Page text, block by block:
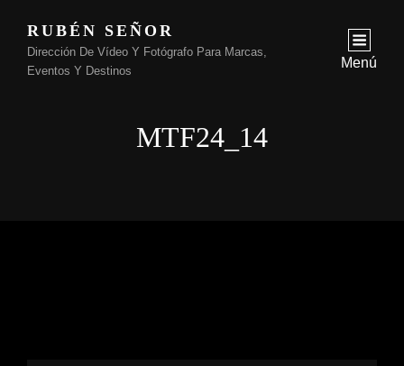
RUBÉN SEÑOR
Dirección De Vídeo Y Fotógrafo Para Marcas,
Eventos Y Destinos
Menú
MTF24_14